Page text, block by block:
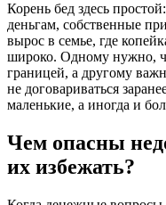
Корень бед здесь
деньгам, собственные
вырос в семье, где
широко. Одному нужно,
границей, а другому
не договариваться
маленькие, а иногда и
Чем опасны
их избежать?